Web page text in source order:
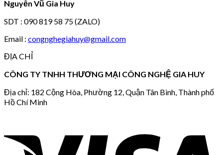
Nguyễn Vũ Gia Huy
SDT : 090 819 58 75 (ZALO)
Email : congnghegiahuy@gmail.com
ĐỊA CHỈ
CÔNG TY TNHH THƯƠNG MẠI CÔNG NGHỆ GIA HUY
Địa chỉ: 182 Cộng Hòa, Phường 12, Quận Tân Bình, Thành phố
Hồ Chí Minh